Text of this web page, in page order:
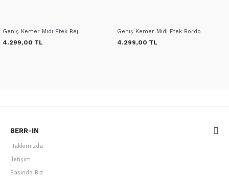
Geniş Kemer Midi Etek Bej
4.299,00 TL
Geniş Kemer Midi Etek Bordo
4.299,00 TL
BERR-IN
Hakkımızda
İletişim
Basında Biz